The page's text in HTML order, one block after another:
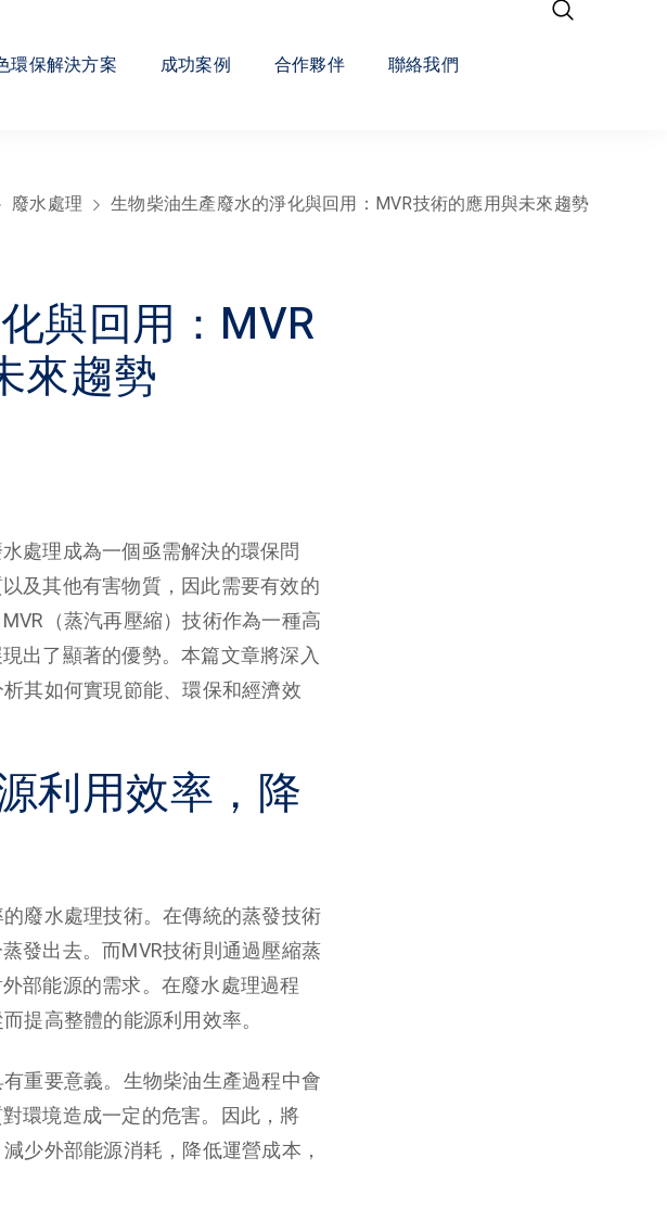
環保解決方案 成功案例 合作夥伴 聯絡我們
廢水處理 生物柴油生產廢水的淨化與回用：MVR技術的應用與未來趨勢
與回用：MVR
來趨勢
處理成為一個亟需解決的環保問
及其他有害物質，因此需要有效的
（蒸汽再壓縮）技術作為一種高
出了顯著的優勢。本篇文章將深入
其如何實現節能、環保和經濟效
利用效率，降
廢水處理技術。在傳統的蒸發技術
發出去。而MVR技術則通過壓縮蒸
部能源的需求。在廢水處理過程
提高整體的能源利用效率。
重要意義。生物柴油生產過程中會
環境造成一定的危害。因此，將
少外部能源消耗，降低運營成本，